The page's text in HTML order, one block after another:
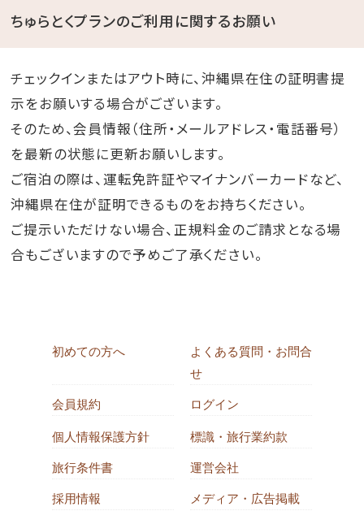
ちゅらとくプランのご利用に関するお願い
チェックインまたはアウト時に、沖縄県在住の証明書提
示をお願いする場合がございます。
そのため、会員情報（住所・メールアドレス・電話番号）
を最新の状態に更新お願いします。
ご宿泊の際は、運転免許証やマイナンバーカードなど、
沖縄県在住が証明できるものをお持ちください。
ご提示いただけない場合、正規料金のご請求となる場
合もございますので予めご了承ください。
初めての方へ
よくある質問・お問合
せ
会員規約 ログイン
個人情報保護方針 標識・旅行業約款
旅行条件書 運営会社
採用情報 メディア・広告掲載